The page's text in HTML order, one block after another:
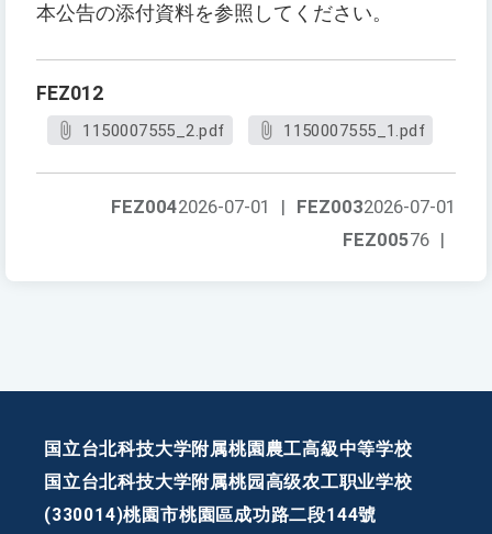
本公告の添付資料を参照してください。
FEZ012
1150007555_2.pdf 1150007555_1.pdf
FEZ0032026-07-01
FEZ0042026-07-01
|
FEZ00576 |
国立台北科技大学附属桃園農工高級中等学校
国立台北科技大学附属桃园高级农工职业学校
(330014)桃園市桃園區成功路二段144號